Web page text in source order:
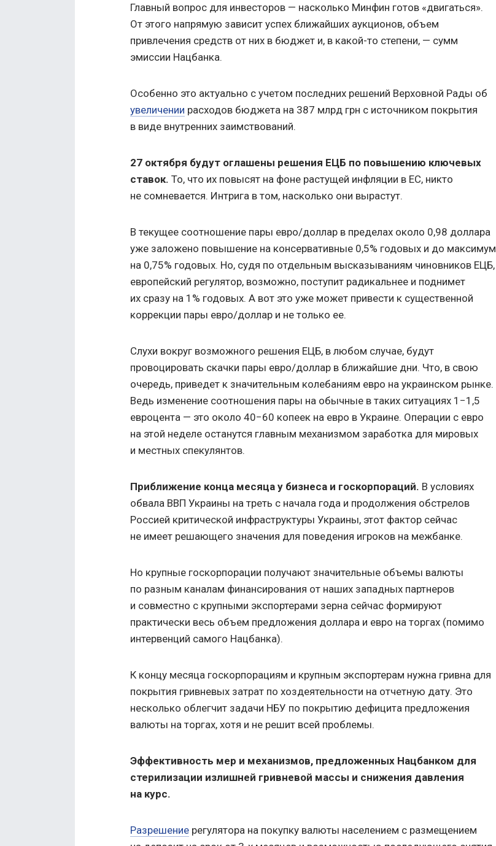
Главный вопрос для инвесторов — насколько Минфин готов «двигаться».
От этого напрямую зависит успех ближайших аукционов, объем
привлечения средств от них в бюджет и, в какой-то степени, — сумм
эмиссии Нацбанка.
Особенно это актуально с учетом последних решений Верховной Рады об
увеличении расходов бюджета на 387 млрд грн с источником покрытия
в виде внутренних заимствований.
27 октября будут оглашены решения ЕЦБ по повышению ключевых
ставок. То, что их повысят на фоне растущей инфляции в ЕС, никто
не сомневается. Интрига в том, насколько они вырастут.
В текущее соотношение пары евро/доллар в пределах около 0,98 доллара
уже заложено повышение на консервативные 0,5% годовых и до максимум
на 0,75% годовых. Но, судя по отдельным высказываниям чиновников ЕЦБ,
европейский регулятор, возможно, поступит радикальнее и поднимет
их сразу на 1% годовых. А вот это уже может привести к существенной
коррекции пары евро/доллар и не только ее.
Слухи вокруг возможного решения ЕЦБ, в любом случае, будут
провоцировать скачки пары евро/доллар в ближайшие дни. Что, в свою
очередь, приведет к значительным колебаниям евро на украинском рынке.
Ведь изменение соотношения пары на обычные в таких ситуациях 1−1,5
евроцента — это около 40−60 копеек на евро в Украине. Операции с евро
на этой неделе останутся главным механизмом заработка для мировых
и местных спекулянтов.
Приближение конца месяца у бизнеса и госкорпораций. В условиях
обвала ВВП Украины на треть с начала года и продолжения обстрелов
Россией критической инфраструктуры Украины, этот фактор сейчас
не имеет решающего значения для поведения игроков на межбанке.
Но крупные госкорпорации получают значительные объемы валюты
по разным каналам финансирования от наших западных партнеров
и совместно с крупными экспортерами зерна сейчас формируют
практически весь объем предложения доллара и евро на торгах (помимо
интервенций самого Нацбанка).
К концу месяца госкорпорациям и крупным экспортерам нужна гривна для
покрытия гривневых затрат по хоздеятельности на отчетную дату. Это
несколько облегчит задачи НБУ по покрытию дефицита предложения
валюты на торгах, хотя и не решит всей проблемы.
Эффективность мер и механизмов, предложенных Нацбанком для
стерилизации излишней гривневой массы и снижения давления
на курс.
Разрешение регулятора на покупку валюты населением с размещением